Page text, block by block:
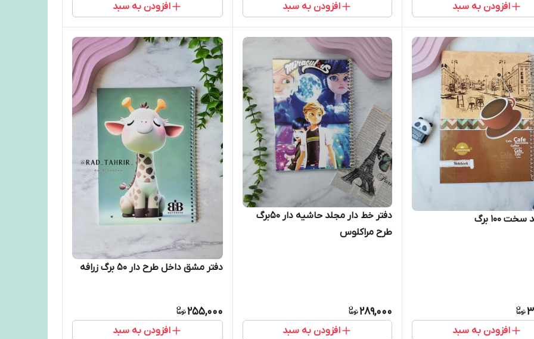
افزودن به سبد افزودن به سبد افزودن به سبد
۱۰۰ برگ
افزودن به سبد
دفتر خط دار مجلد حاشیه دار ۵۰برگ
طرح مراکلوس
289,000
افزودن به سبد
دفتر مشق داخل طرح دار ۵۰ برگ زرافه
255,000
افزودن به سبد